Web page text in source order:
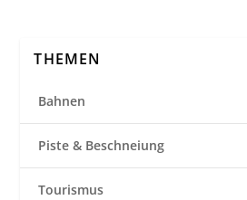
THEMEN
Bahnen
Piste & Beschneiung
Tourismus